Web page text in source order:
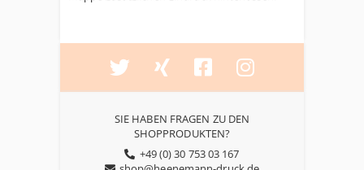
SIE HABEN FRAGEN ZU DEN
SHOPPRODUKTEN?
+49 (0) 30 753 03 167